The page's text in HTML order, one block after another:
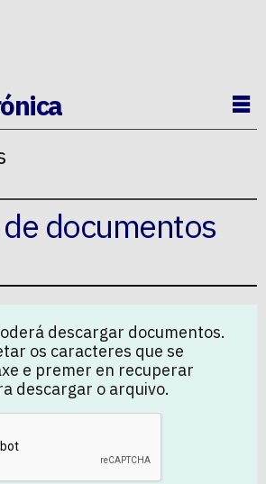
documentos
descargar documentos.
os caracteres que se
e premer en recuperar
descargar o arquivo.